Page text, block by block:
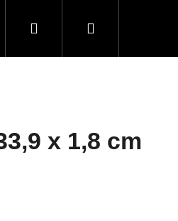
a vybavení
PřihlášeníNákupní
x 1,8 cm